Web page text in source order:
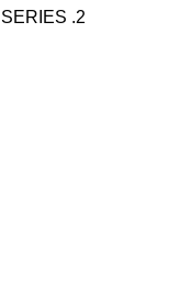
2. KOMATSU / PC SERIES ؛